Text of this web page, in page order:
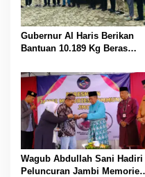
Gubernur Al Haris Berikan
Bantuan 10.189 Kg Beras
Sarolangun
Wagub Abdullah Sani Hadiri
Peluncuran Jambi Memories